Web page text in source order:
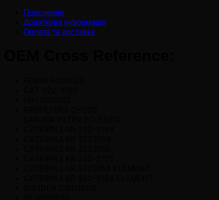
Пояснення
Додаткова інформація
Оплата та доставка